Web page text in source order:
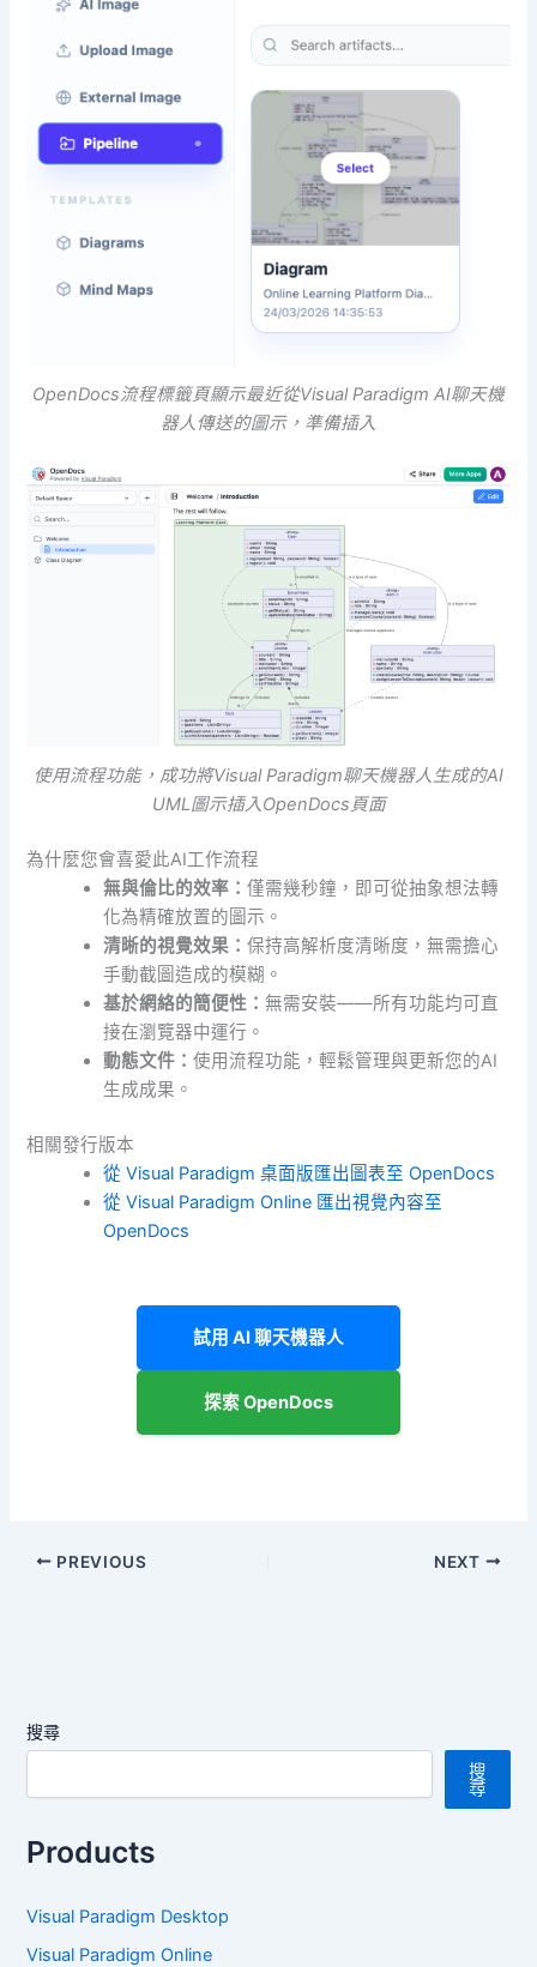
OpenDocs流程標籤頁顯示最近從Visual Paradigm AI聊天機
器人傳送的圖示，準備插入
使用流程功能，成功將Visual Paradigm聊天機器人生成的AI
UML圖示插入OpenDocs頁面
為什麼您會喜愛此AI工作流程
無與倫比的效率：僅需幾秒鐘，即可從抽象想法轉
化為精確放置的圖示。
清晰的視覺效果：保持高解析度清晰度，無需擔心
手動截圖造成的模糊。
基於網絡的簡便性： 無需安裝——所有功能均可直
接在瀏覽器中運行。
動態文件：使用流程功能，輕鬆管理與更新您的AI
生成成果。
相關發行版本
從 Visual Paradigm 桌面版匯出圖表至 OpenDocs
從 Visual Paradigm Online 匯出視覺內容至
OpenDocs
試用 AI 聊天機器人
探索 OpenDocs
PREVIOUS NEXT
搜尋
搜
尋
Products
Visual Paradigm Desktop
Visual Paradigm Online